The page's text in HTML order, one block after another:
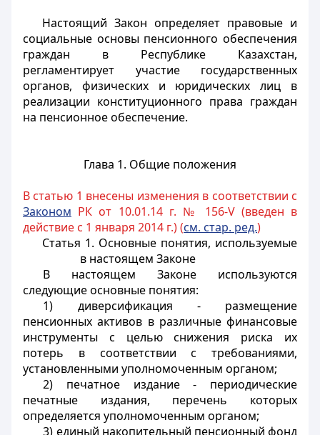
Настоящий Закон определяет правовые и
социальные основы пенсионного обеспечения
граждан в Республике Казахстан,
регламентирует участие государственных
органов, физических и юридических лиц в
реализации конституционного права граждан
на пенсионное обеспечение.
Глава 1. Общие положения
В статью 1 внесены изменения в соответствии с
Законом РК от 10.01.14 г. № 156-V (введен в
действие с 1 января 2014 г.) (см. стар. ред.)
Статья 1. Основные понятия, используемые
в настоящем Законе
В настоящем Законе используются
следующие основные понятия:
1) диверсификация - размещение
пенсионных активов в различные финансовые
инструменты с целью снижения риска их
потерь в соответствии с требованиями,
установленными уполномоченным органом;
2) печатное издание - периодические
печатные издания, перечень которых
определяется уполномоченным органом;
3) единый накопительный пенсионный фонд